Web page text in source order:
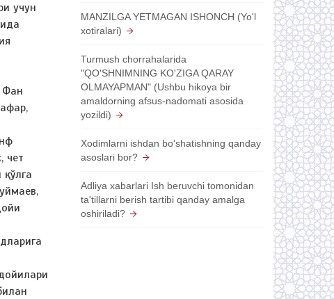
учун
Фан
чет
MANZILGA YETMAGAN ISHONCH (Yo'l
xotiralari)
Turmush chorrahalarida
"QO'SHNIMNING KO'ZIGA QARAY
OLMAYAPMAN" (Ushbu hikoya bir
amaldorning afsus-nadomati asosida
yozildi)
Xodimlarni ishdan bo'shatishning qanday
asoslari bor?
Adliya xabarlari Ish beruvchi tomonidan
ta'tillarni berish tartibi qanday amalga
oshiriladi?